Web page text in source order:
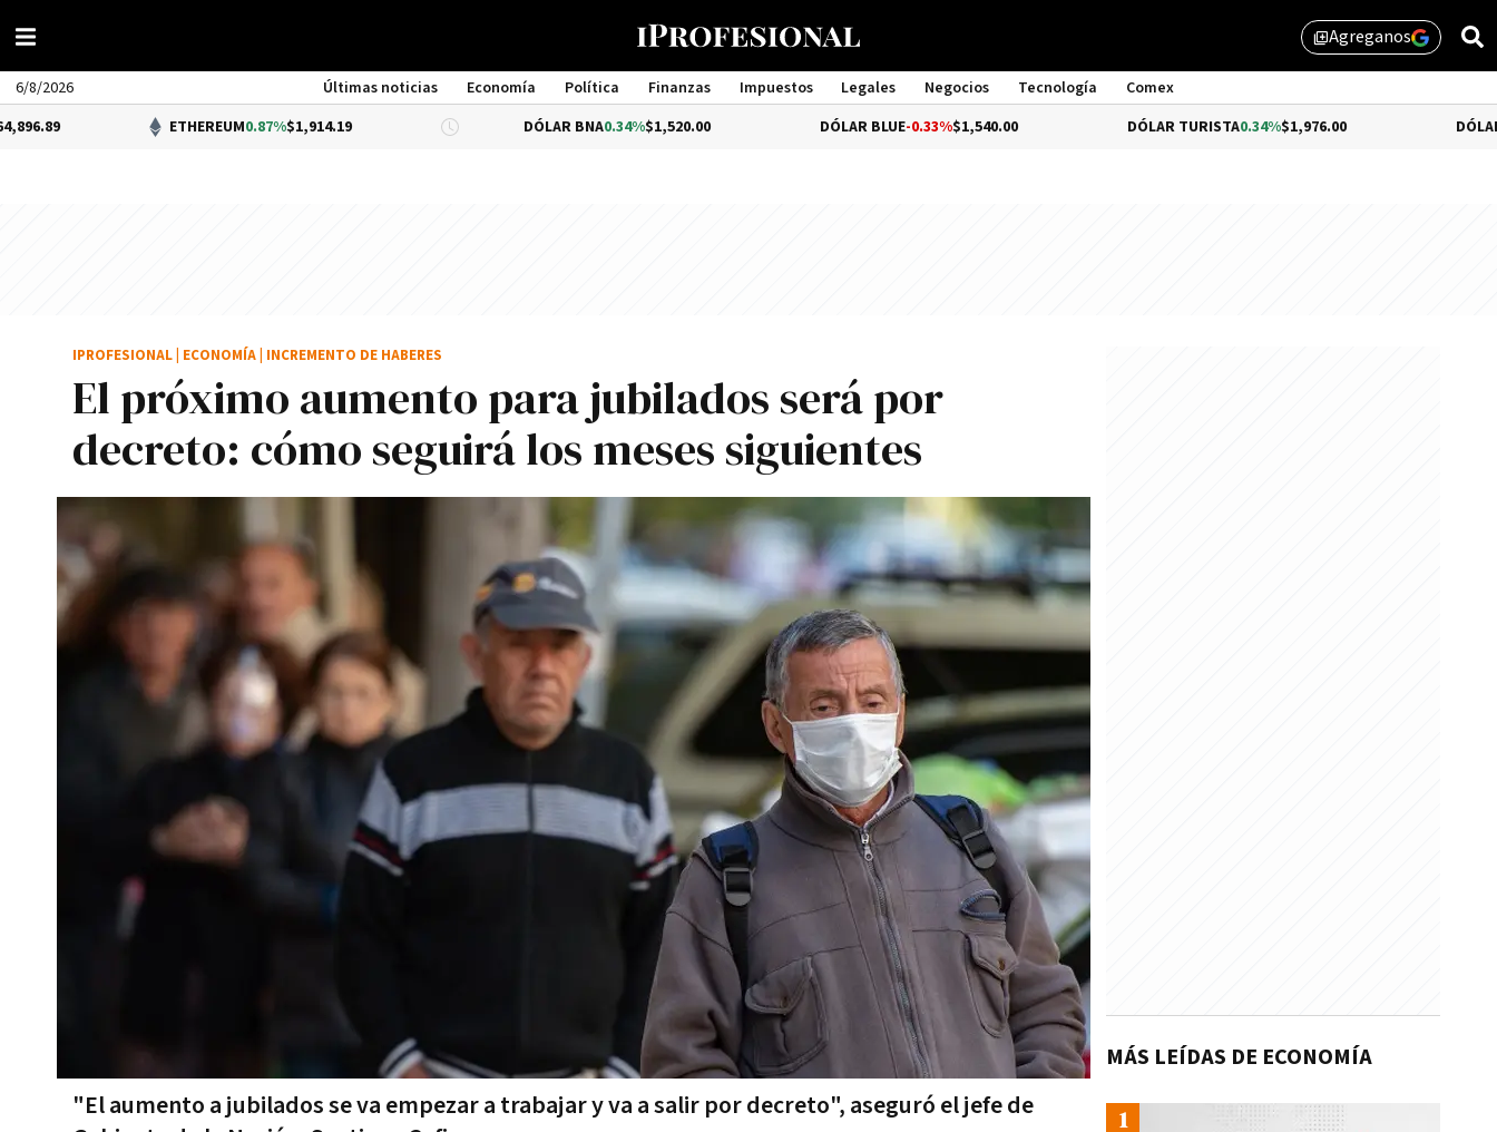
library_addAgreganos
6/8/2026 Últimas noticias Economía Política Finanzas Impuestos Legales Negocios Tecnología
Comex
Management
ETHEREUM 0.87%$1,914.19 DÓLAR BNA0.34%$1,520.00 DÓLAR BLUE-0.33%$1,540.00 DÓLAR TURISTA0.34%$1,976.00 DÓLAR MEP
El próximo aumento para jubilados será por
decreto: cómo seguirá los meses siguientes
"El aumento a jubilados se va empezar a trabajar y va a salir por decreto", aseguró el jefe de
IPROFESIONAL ECONOMÍA INCREMENTO DE HABERES
MÁS LEÍDAS DE ECONOMÍA